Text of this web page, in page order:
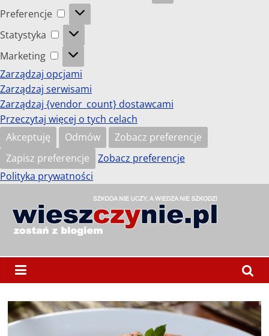
Preferencje
Preferencje
Statystyka
Statystyka
Marketing
Marketing
Zarządzaj opcjami
Zarządzaj serwisami
Zarządzaj {vendor_count} dostawcami
Przeczytaj więcej o tych celach
Akceptuję
Odmów
Zobacz preferencje
Zapisz preferencje
Zobacz preferencje
Polityka prywatności
treściwieszczynie.pl
Szkoda
nie
uczy,
a
wiedza
nie